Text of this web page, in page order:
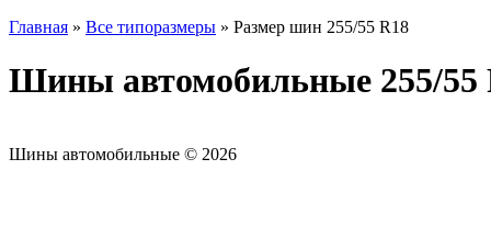
Главная » Все типоразмеры » Размер шин 255/55 R18
Шины автомобильные 255/55
Шины автомобильные © 2026